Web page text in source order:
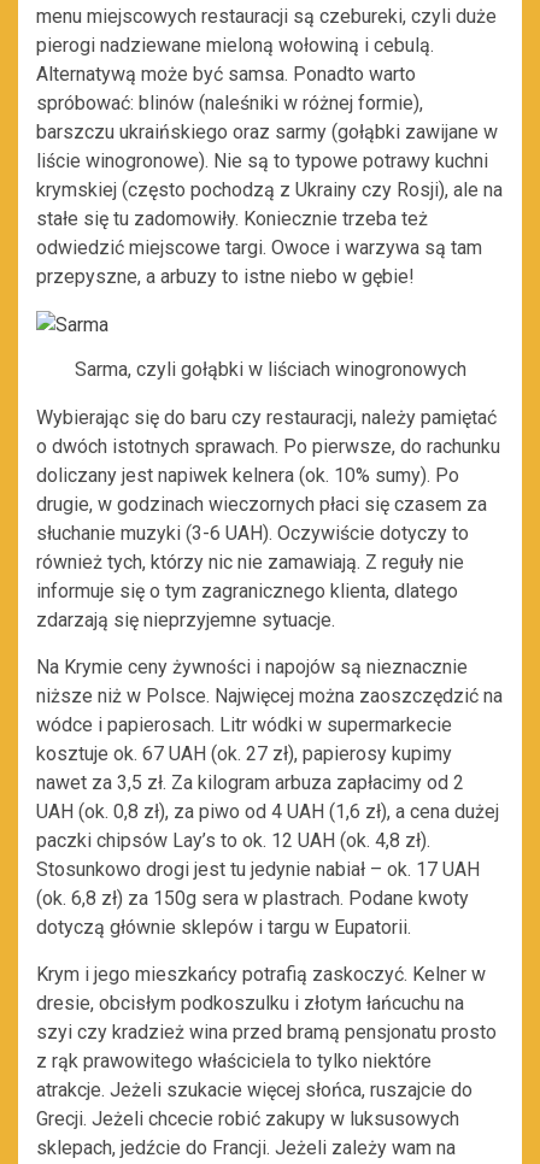
menu miejscowych restauracji są czebureki, czyli duże
pierogi nadziewane mieloną wołowiną i cebulą.
Alternatywą może być samsa. Ponadto warto
spróbować: blinów (naleśniki w różnej formie),
barszczu ukraińskiego oraz sarmy (gołąbki zawijane w
liście winogronowe). Nie są to typowe potrawy kuchni
krymskiej (często pochodzą z Ukrainy czy Rosji), ale na
stałe się tu zadomowiły. Koniecznie trzeba też
odwiedzić miejscowe targi. Owoce i warzywa są tam
przepyszne, a arbuzy to istne niebo w gębie!
Sarma, czyli gołąbki w liściach winogronowych
Wybierając się do baru czy restauracji, należy pamiętać
o dwóch istotnych sprawach. Po pierwsze, do rachunku
doliczany jest napiwek kelnera (ok. 10% sumy). Po
drugie, w godzinach wieczornych płaci się czasem za
słuchanie muzyki (3-6 UAH). Oczywiście dotyczy to
również tych, którzy nic nie zamawiają. Z reguły nie
informuje się o tym zagranicznego klienta, dlatego
zdarzają się nieprzyjemne sytuacje.
Na Krymie ceny żywności i napojów są nieznacznie
niższe niż w Polsce. Najwięcej można zaoszczędzić na
wódce i papierosach. Litr wódki w supermarkecie
kosztuje ok. 67 UAH (ok. 27 zł), papierosy kupimy
nawet za 3,5 zł. Za kilogram arbuza zapłacimy od 2
UAH (ok. 0,8 zł), za piwo od 4 UAH (1,6 zł), a cena dużej
paczki chipsów Lay’s to ok. 12 UAH (ok. 4,8 zł).
Stosunkowo drogi jest tu jedynie nabiał – ok. 17 UAH
(ok. 6,8 zł) za 150g sera w plastrach. Podane kwoty
dotyczą głównie sklepów i targu w Eupatorii.
Krym i jego mieszkańcy potrafią zaskoczyć. Kelner w
dresie, obcisłym podkoszulku i złotym łańcuchu na
szyi czy kradzież wina przed bramą pensjonatu prosto
z rąk prawowitego właściciela to tylko niektóre
atrakcje. Jeżeli szukacie więcej słońca, ruszajcie do
Grecji. Jeżeli chcecie robić zakupy w luksusowych
sklepach, jedźcie do Francji. Jeżeli zależy wam na